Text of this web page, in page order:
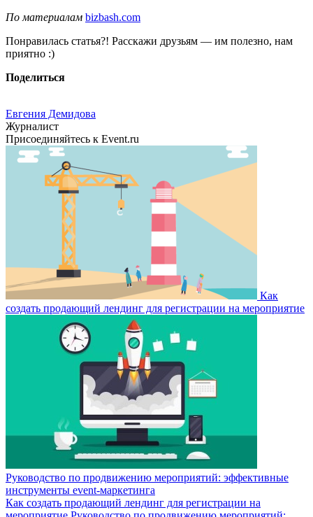
По материалам bizbash.com
Понравилась статья?! Расскажи друзьям — им полезно, нам
приятно :)
Поделиться
Евгения Демидова
Журналист
Присоединяйтесь к Event.ru
Как
создать продающий лендинг для регистрации на мероприятие
Руководство по продвижению мероприятий: эффективные
инструменты event-маркетинга
Как создать продающий лендинг для регистрации на